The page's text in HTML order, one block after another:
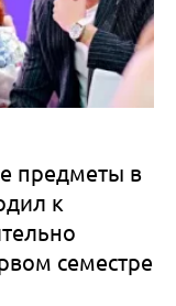
предметы в
к
семестре